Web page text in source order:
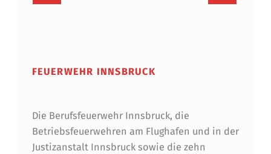
FEUERWEHR INNSBRUCK
Die Berufsfeuerwehr Innsbruck, die
Betriebsfeuerwehren am Flughafen und in der
Justizanstalt Innsbruck sowie die zehn